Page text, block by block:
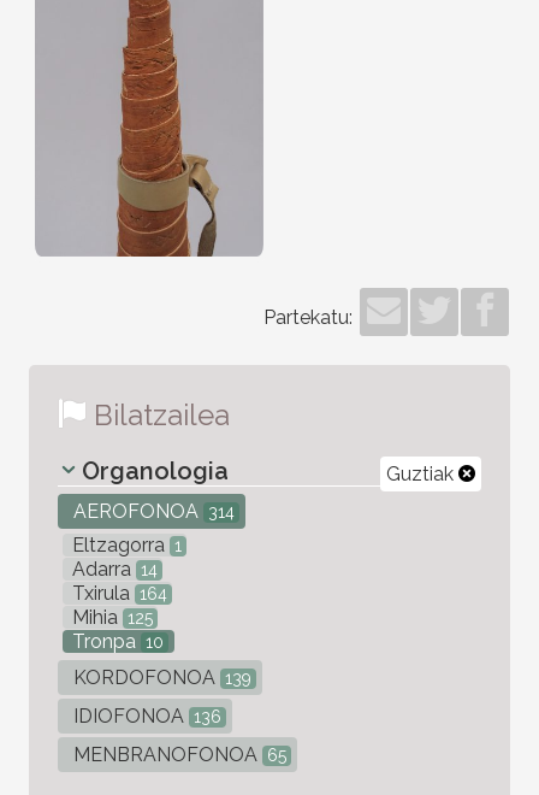
Partekatu:
Bilatzailea
Guztiak
Organologia
AEROFONOA 314
Eltzagorra 1
Adarra 14
Txirula 164
Mihia 125
Tronpa 10
KORDOFONOA 139
IDIOFONOA 136
MENBRANOFONOA 65